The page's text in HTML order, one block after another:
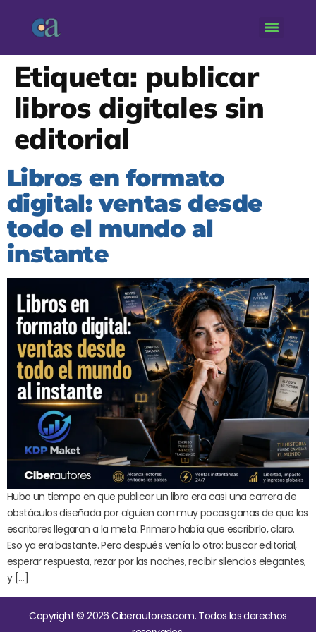
Etiqueta: publicar
libros digitales sin
editorial
Libros en formato
digital: ventas desde
todo el mundo al
instante
Hubo un tiempo en que publicar un libro era casi una carrera de
obstáculos diseñada por alguien con muy pocas ganas de que los
escritores llegaran a la meta. Primero había que escribirlo, claro.
Eso ya era bastante. Pero después venía lo otro: buscar editorial,
esperar respuesta, rezar por las noches, recibir silencios elegantes,
y […]
Copyright © 2026 Ciberautores.com. Todos los derechos